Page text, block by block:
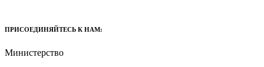
ПРИСОЕДИНЯЙТЕСЬ К НАМ:
Министерство